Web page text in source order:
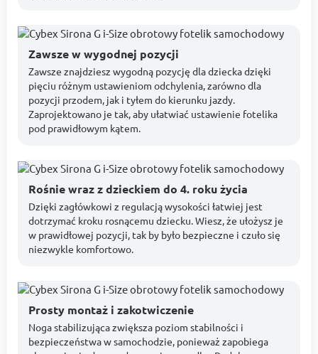
Zawsze w wygodnej pozycji
Zawsze znajdziesz wygodną pozycję dla dziecka dzięki
pięciu różnym ustawieniom odchylenia, zarówno dla
pozycji przodem, jak i tyłem do kierunku jazdy.
Zaprojektowano je tak, aby ułatwiać ustawienie fotelika
pod prawidłowym kątem.
Rośnie wraz z dzieckiem do 4. roku życia
Dzięki zagłówkowi z regulacją wysokości łatwiej jest
dotrzymać kroku rosnącemu dziecku. Wiesz, że ułożysz je
w prawidłowej pozycji, tak by było bezpieczne i czuło się
niezwykle komfortowo.
Prosty montaż i zakotwiczenie
Noga stabilizująca zwiększa poziom stabilności i
bezpieczeństwa w samochodzie, ponieważ zapobiega